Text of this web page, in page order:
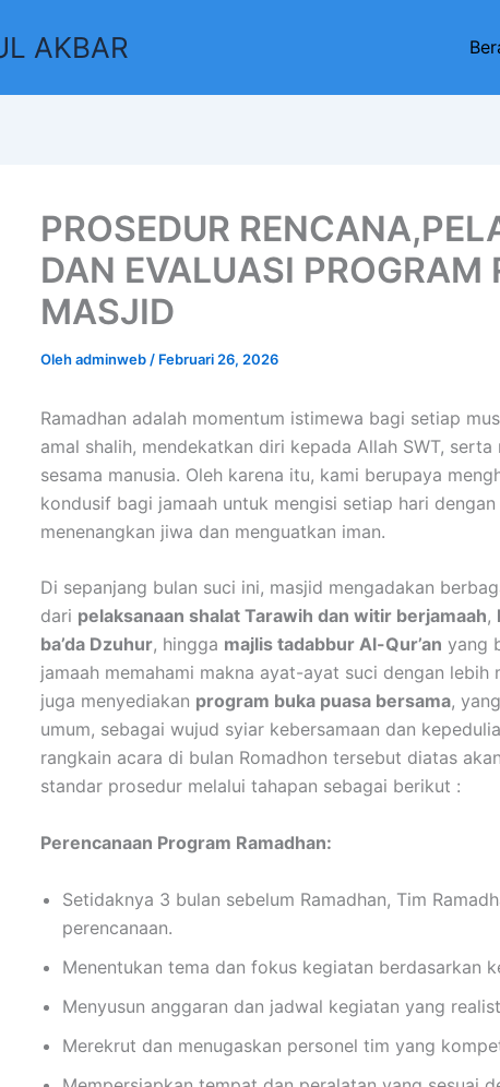
AKBAR
PROSEDUR
DAN EVALUASI PROGRAM
MASJID
Olehadminweb / Februari 26, 2026
Ramadhan adalah momentum istimewa bagi setiap
amal shalih, mendekatkan diri kepada Allah SWT,
sesama manusia. Oleh karena itu, kami berupaya
kondusif bagi jamaah untuk mengisi setiap hari
menenangkan jiwa dan menguatkan iman.
Di sepanjang bulan suci ini, masjid mengadakan
dari pelaksanaan shalat Tarawih dan witir berjamaah,
ba’da Dzuhur, hingga majlis tadabbur Al-Qur’an yang
jamaah memahami makna ayat-ayat suci dengan lebih
juga menyediakan program buka puasa bersama,
umum, sebagai wujud syiar kebersamaan dan
rangkain acara di bulan Romadhon tersebut diatas
standar prosedur melalui tahapan sebagai berikut :
Perencanaan Program Ramadhan:
Setidaknya 3 bulan sebelum Ramadhan, Tim
perencanaan.
Menentukan tema dan fokus kegiatan berdasarkan
Menyusun anggaran dan jadwal kegiatan yang
Merekrut dan menugaskan personel tim yang